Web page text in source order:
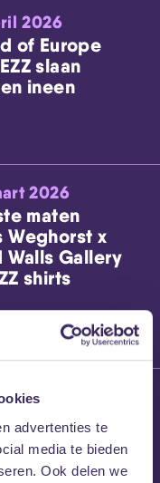
advertenties te
media te bieden
Ook delen we
2026
of Europe
slaan
ineen
2026
maten
Weghorst x
Walls Gallery
shirts
2026
Blog:
Kalf